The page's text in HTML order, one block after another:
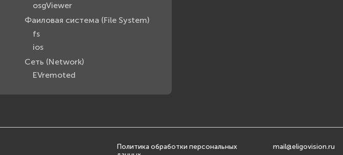
osgViewer
Фаиловая система (File System)
fs
ios
Сеть (Network)
EVremoted
Политика обработки персональных
mail@eligovision.ru